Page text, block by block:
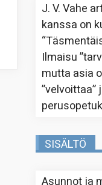
J. V. Vahe
kanssa on
“
Ilmaisu
mutta asia
SISÄLTÖ